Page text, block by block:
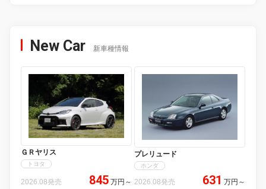
New Car 新車種情報
ＧＲヤリス
トヨタ
2026.08発売 845 万円 ～
プレリュード
ホンダ
2026.08発売 631 万円 ～